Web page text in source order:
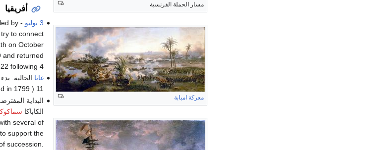
مسار الحملة الفرنسية
معركة امبابة
أفريقيا
3 يوليو
by
to connect
on October
and returned
following 4 .
غانا الحالية:
in 1799 ) 11 .
البداية
الكاباكا
several of
support the
succession.